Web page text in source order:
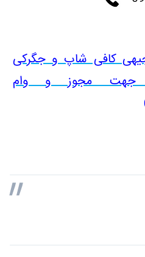
کافی شاپ و جگرکی
جهت مجوز و وام